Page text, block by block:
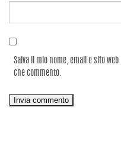
Salva il mio nome, email e sito
che commento.